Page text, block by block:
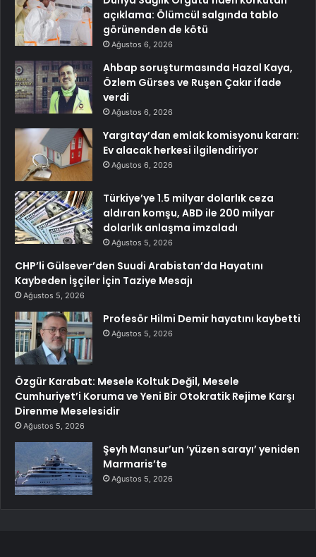
açıklama: Ölümcül salgında tablo
görünenden de kötü
Ağustos 6, 2026
Ahbap soruşturmasında Hazal Kaya,
Özlem Gürses ve Ruşen Çakır ifade
verdi
Ağustos 6, 2026
Yargıtay’dan emlak komisyonu kararı:
Ev alacak herkesi ilgilendiriyor
Ağustos 6, 2026
Türkiye’ye 1.5 milyar dolarlık ceza
aldıran komşu, ABD ile 200 milyar
dolarlık anlaşma imzaladı
Ağustos 5, 2026
CHP’li Gülsever’den Suudi Arabistan’da Hayatını
Kaybeden İşçiler İçin Taziye Mesajı
Ağustos 5, 2026
Profesör Hilmi Demir hayatını kaybetti
Ağustos 5, 2026
Özgür Karabat: Mesele Koltuk Değil, Mesele
Cumhuriyet’i Koruma ve Yeni Bir Otokratik Rejime Karşı
Direnme Meselesidir
Ağustos 5, 2026
Şeyh Mansur’un ‘yüzen sarayı’ yeniden
Marmaris’te
Ağustos 5, 2026